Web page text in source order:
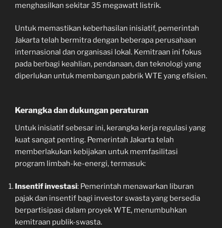
menghasilkan sekitar 35 megawatt listrik.
Untuk memastikan keberhasilan inisiatif, pemerintah
Jakarta telah bermitra dengan beberapa perusahaan
internasional dan organisasi lokal. Kemitraan ini fokus
pada berbagi keahlian, pendanaan, dan teknologi yang
diperlukan untuk membangun pabrik WTE yang efisien.
Kerangka dan dukungan peraturan
Untuk inisiatif sebesar ini, kerangka kerja regulasi yang
kuat sangat penting. Pemerintah Jakarta telah
memberlakukan kebijakan untuk memfasilitasi
program limbah-ke-energi, termasuk:
Insentif investasi: Pemerintah menawarkan liburan
pajak dan insentif bagi investor swasta yang bersedia
berpartisipasi dalam proyek WTE, menumbuhkan
kemitraan publik-swasta.